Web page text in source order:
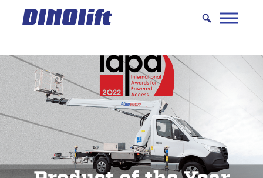
Hyppää
sisältöön